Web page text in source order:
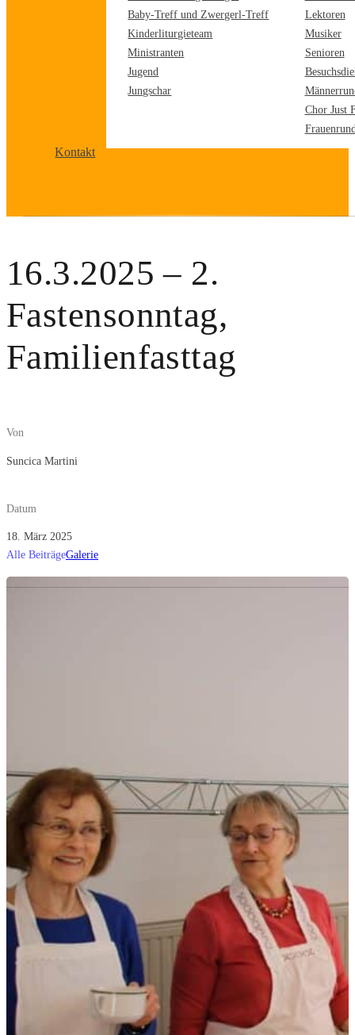
Baby-Treff und Zwergerl-Treff
Kinderliturgieteam
Ministranten
Jugend
Jungschar
Lektoren
Musiker
Senioren
Chor Just
Kontakt
16.3.2025 – 2.
Fastensonntag,
Familienfasttag
Von
Suncica Martini
Datum
18. März 2025
Alle BeiträgeGalerie